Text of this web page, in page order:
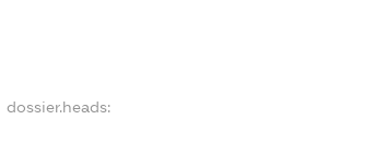
dossier.heads: